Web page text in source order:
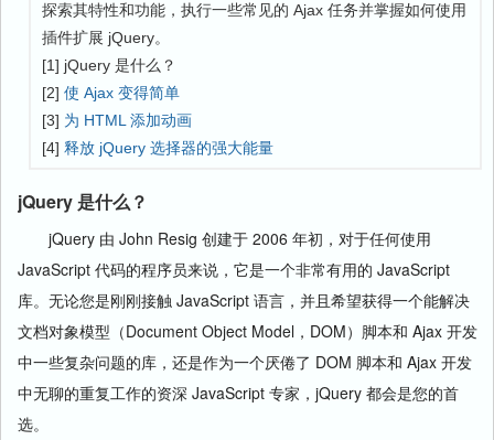
探索其特性和功能，执行一些常见的 Ajax 任务并掌握如何使用
插件扩展 jQuery。
[1] jQuery 是什么？
[2] 使 Ajax 变得简单
[3] 为 HTML 添加动画
[4] 释放 jQuery 选择器的强大能量
jQuery 是什么？
jQuery 由 John Resig 创建于 2006 年初，对于任何使用
JavaScript 代码的程序员来说，它是一个非常有用的 JavaScript
库。无论您是刚刚接触 JavaScript 语言，并且希望获得一个能解决
文档对象模型（Document Object Model，DOM）脚本和 Ajax 开发
中一些复杂问题的库，还是作为一个厌倦了 DOM 脚本和 Ajax 开发
中无聊的重复工作的资深 JavaScript 专家，jQuery 都会是您的首
选。